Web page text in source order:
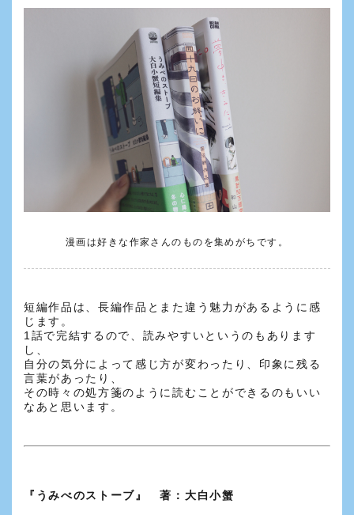
漫画は好きな作家さんのものを集めがちです。
短編作品は、長編作品とまた違う魅力があるように感
じます。
1話で完結するので、読みやすいというのもあります
し、
自分の気分によって感じ方が変わったり、印象に残る
言葉があったり、
その時々の処方箋のように読むことができるのもいい
なあと思います。
『うみべのストーブ』 著：大白小蟹